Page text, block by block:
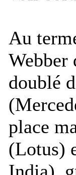
Au
Webber
doublé
place
(Lotus)